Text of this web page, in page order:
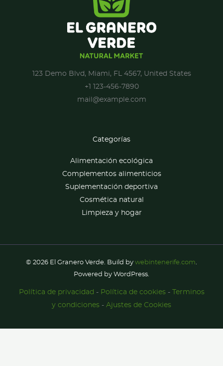
123 Demo Blvd, Miami, FL 4567, United States
+1 123-456-7890
mail@example.com
Categorías
Alimentación ecológica
Complementos alimenticios
Suplementación deportiva
Cosmética natural
Limpieza y hogar
© 2026 El Granero Verde. Build by webintenerife.com.
Powered by WordPress.
Política de privacidad - Política de cookies-
Terminos
y condiciones - Ajustes de Cookies